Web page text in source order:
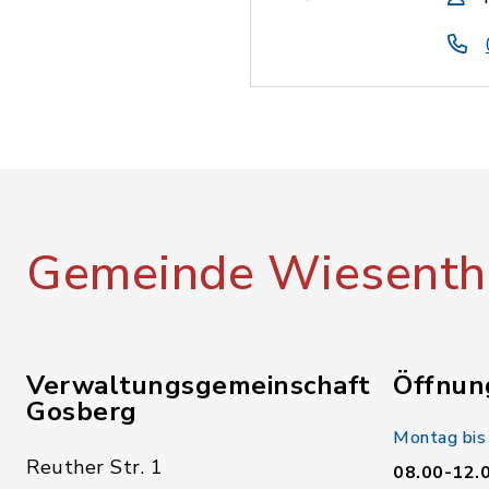
Gemeinde
Verwaltungsgemeinschaft
Gosberg
Reuther Str. 1
Montag
08.00-